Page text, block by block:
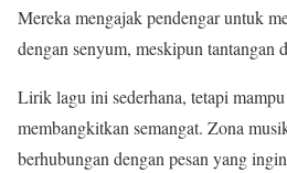
Mereka mengajak pendengar untuk
dengan senyum, meskipun tantangan
Lirik lagu ini sederhana, tetapi
membangkitkan semangat. Zona
berhubungan dengan pesan yang